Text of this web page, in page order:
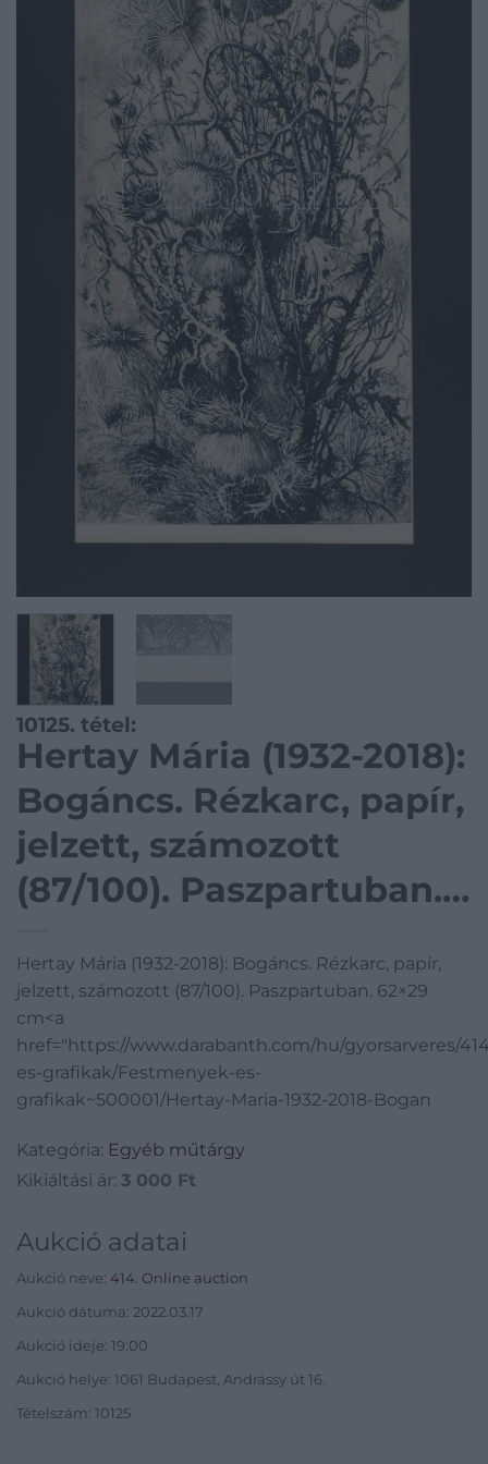
10125. tétel:
Hertay Mária (1932-2018):
Bogáncs. Rézkarc, papír,
jelzett, számozott
(87/100). Paszpartuban.
Hertay Mária (1932-2018): Bogáncs. Rézkarc, papír,
jelzett, számozott (87/100). Paszpartuban. 62×29
cm<a
href="https://www.darabanth.com/hu/gyorsarveres/
es-grafikak/Festmenyek-es-
grafikak~500001/Hertay-Maria-1932-2018-Bogan
Kategória: Egyéb műtárgy
Kikiáltási ár: 3 000 Ft
Aukció adatai
Aukció neve: 414. Online auction
Aukció dátuma: 2022.03.17
Aukció ideje: 19:00
Aukció helye: 1061 Budapest, Andrássy út 16.
Tételszám: 10125